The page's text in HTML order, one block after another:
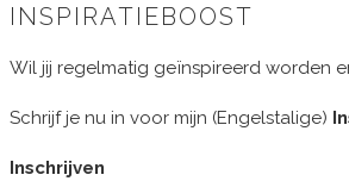
INSPIRATIEBOOST
Wil jij regelmatig geïnspireerd worden
Schrijf je nu in voor mijn (Engelstalige)
Inschrijven